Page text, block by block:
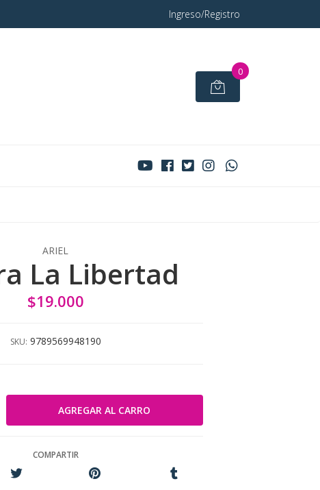
Ingreso/Registro
0
ARIEL
La Libertad
$19.000
SKU: 9789569948190
COMPARTIR